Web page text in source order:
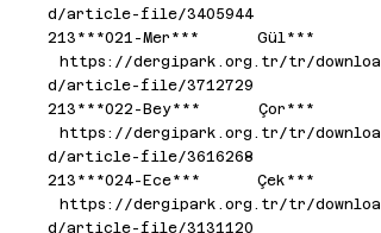
d/article-file/3405944
213***021-Mer*** Gül***
https://dergipark.org.tr/tr/downloa
d/article-file/3712729
213***022-Bey*** Çor***
https://dergipark.org.tr/tr/downloa
d/article-file/3616268
213***024-Ece*** Çek***
https://dergipark.org.tr/tr/downloa
d/article-file/3131120